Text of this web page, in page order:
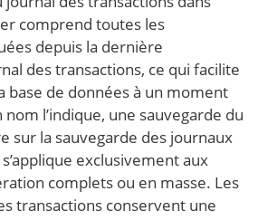
comprend toutes les
depuis la dernière
des transactions, ce qui facilite
base de données à un moment
l’indique, une sauvegarde du
sur la sauvegarde des journaux
exclusivement aux
complets ou en masse. Les
transactions conservent une